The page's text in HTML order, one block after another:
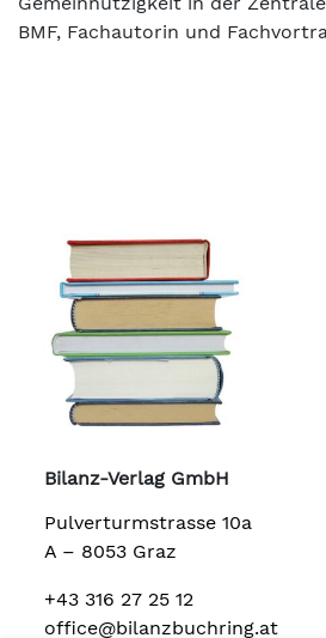
BMF, Fachautorin und
Bilanz-Verlag GmbH
Pulverturmstrasse 10a
A – 8053 Graz
+43 316 27 25 12
office@bilanzbuchring.at